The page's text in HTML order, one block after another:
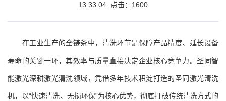
13:33:04 点击：1600
在工业生产的全链条中，清洗环节是保障产品精度、延长设备
寿命的关键一环，其效率与质量直接决定企业核心竞争力。圣同智
能激光深耕激光清洗领域，凭借多年技术积淀打造的圣同激光清洗
机，以“快速清洗、无损环保”为核心优势，彻底打破传统清洗方式的